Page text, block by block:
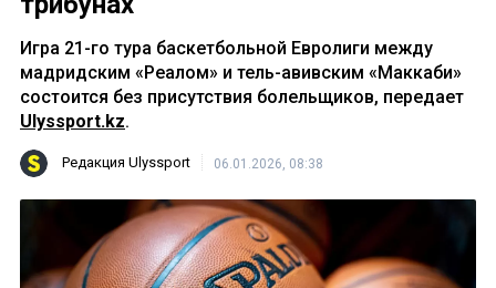
Игра 21-го тура баскетбольной Евролиги между
мадридским «Реалом» и тель-авивским «Маккаби»
состоится без присутствия болельщиков, передает
Ulyssport.kz.
Редакция Ulyssport 06.01.2026, 08:38